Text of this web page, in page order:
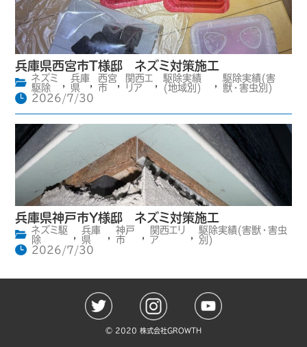
兵庫県西宮市T様邸 ネズミ対策施工
ネズミ
駆除
兵庫
県
,
西宮
市
関西エ
リア
駆除実績
(地域別)
駆除実績(害
獣・害虫別)
2026/7/30
兵庫県神戸市Y様邸 ネズミ対策施工
ネズミ駆
除
兵庫
県
神戸
市
関西エリ
ア
駆除実績(害獣・害虫
別)
2026/7/30
©️ 2020 株式会社GROWTH